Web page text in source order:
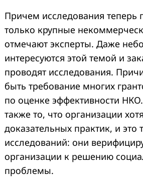
Причем исследования теперь
только крупные
отмечают эксперты. Даже
интересуются этой темой и
проводят исследования.
быть требование многих
по оценке эффективности
также то, что организации
доказательных практик, и это
исследований: они
организации к решению
проблемы.